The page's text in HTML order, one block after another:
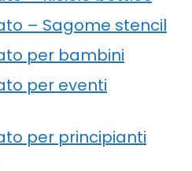
– Sagome stencil
per bambini
per eventi
per principianti